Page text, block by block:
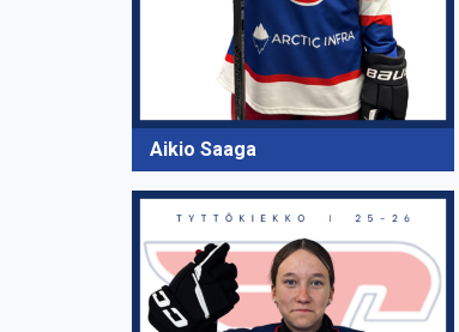
Aikio Saaga